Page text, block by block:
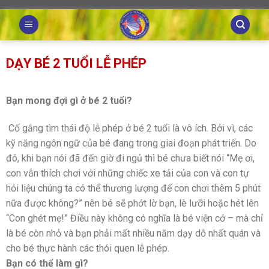
Skip
to
content
DẠY BÉ 2 TUỔI LỄ PHÉP
Bạn mong đợi gì ở bé 2 tuổi?
Cố gắng tìm thái độ lễ phép ở bé 2 tuổi là vô ích. Bởi vì, các
kỹ năng ngôn ngữ của bé đang trong giai đoạn phát triển. Do
đó, khi bạn nói đã đến giờ đi ngủ thì bé chưa biết nói “Mẹ ơi,
con vẫn thích chơi với những chiếc xe tải của con và con tự
hỏi liệu chúng ta có thể thương lượng để con chơi thêm 5 phút
nữa được không?” nên bé sẽ phớt lờ bạn, lè lưỡi hoặc hét lên
“Con ghét mẹ!” Điều này không có nghĩa là bé viện cớ – mà chỉ
là bé còn nhỏ và bạn phải mất nhiều năm dạy dỗ nhất quán và
cho bé thực hành các thói quen lễ phép.
Bạn có thể làm gì?